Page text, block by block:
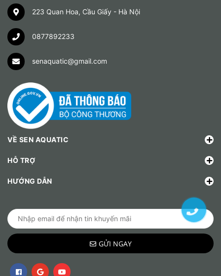
223 Quan Hoa, Cầu Giấy - Hà Nội
0877892233
senaquatic@gmail.com
VỀ SEN AQUATIC
HỖ TRỢ
HƯỚNG DẪN
GỬI NGAY